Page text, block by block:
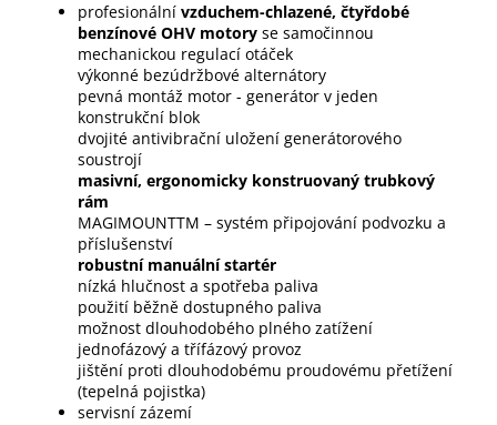
profesionální vzduchem-chlazené, čtyřdobé
benzínové OHV motory se samočinnou
mechanickou regulací otáček
výkonné bezúdržbové alternátory
pevná montáž motor - generátor v jeden
konstrukční blok
dvojité antivibrační uložení generátorového
soustrojí
masivní, ergonomicky konstruovaný trubkový
rám
MAGIMOUNTTM – systém připojování podvozku a
příslušenství
robustní manuální startér
nízká hlučnost a spotřeba paliva
použití běžně dostupného paliva
možnost dlouhodobého plného zatížení
jednofázový a třífázový provoz
jištění proti dlouhodobému proudovému přetížení
(tepelná pojistka)
servisní zázemí